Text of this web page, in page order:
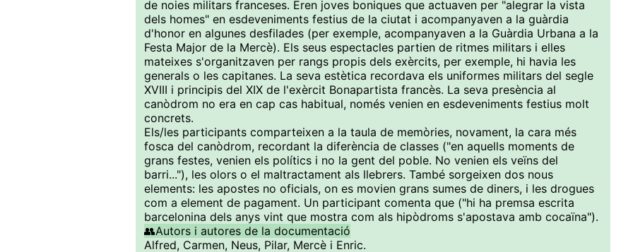
de noies militars franceses. Eren joves boniques que actuaven per "alegrar la vista
dels homes" en esdeveniments festius de la ciutat i acompanyaven a la guàrdia
d'honor en algunes desfilades (per exemple, acompanyaven a la Guàrdia Urbana a la
Festa Major de la Mercè). Els seus espectacles partien de ritmes militars i elles
mateixes s'organitzaven per rangs propis dels exèrcits, per exemple, hi havia les
generals o les capitanes. La seva estètica recordava els uniformes militars del segle
XVIII i principis del XIX de l'exèrcit Bonapartista francès. La seva presència al
canòdrom no era en cap cas habitual, només venien en esdeveniments festius molt
concrets.
Els/les participants comparteixen a la taula de memòries, novament, la cara més
fosca del canòdrom, recordant la diferència de classes ("en aquells moments de
grans festes, venien els polítics i no la gent del poble. No venien els veïns del
barri..."), les olors o el maltractament als llebrers. També sorgeixen dos nous
elements: les apostes no oficials, on es movien grans sumes de diners, i les drogues
com a element de pagament. Un participant comenta que ("hi ha premsa escrita
barcelonina dels anys vint que mostra com als hipòdroms s'apostava amb cocaïna").
👥Autors i autores de la documentació
Alfred, Carmen, Neus, Pilar, Mercè i Enric.